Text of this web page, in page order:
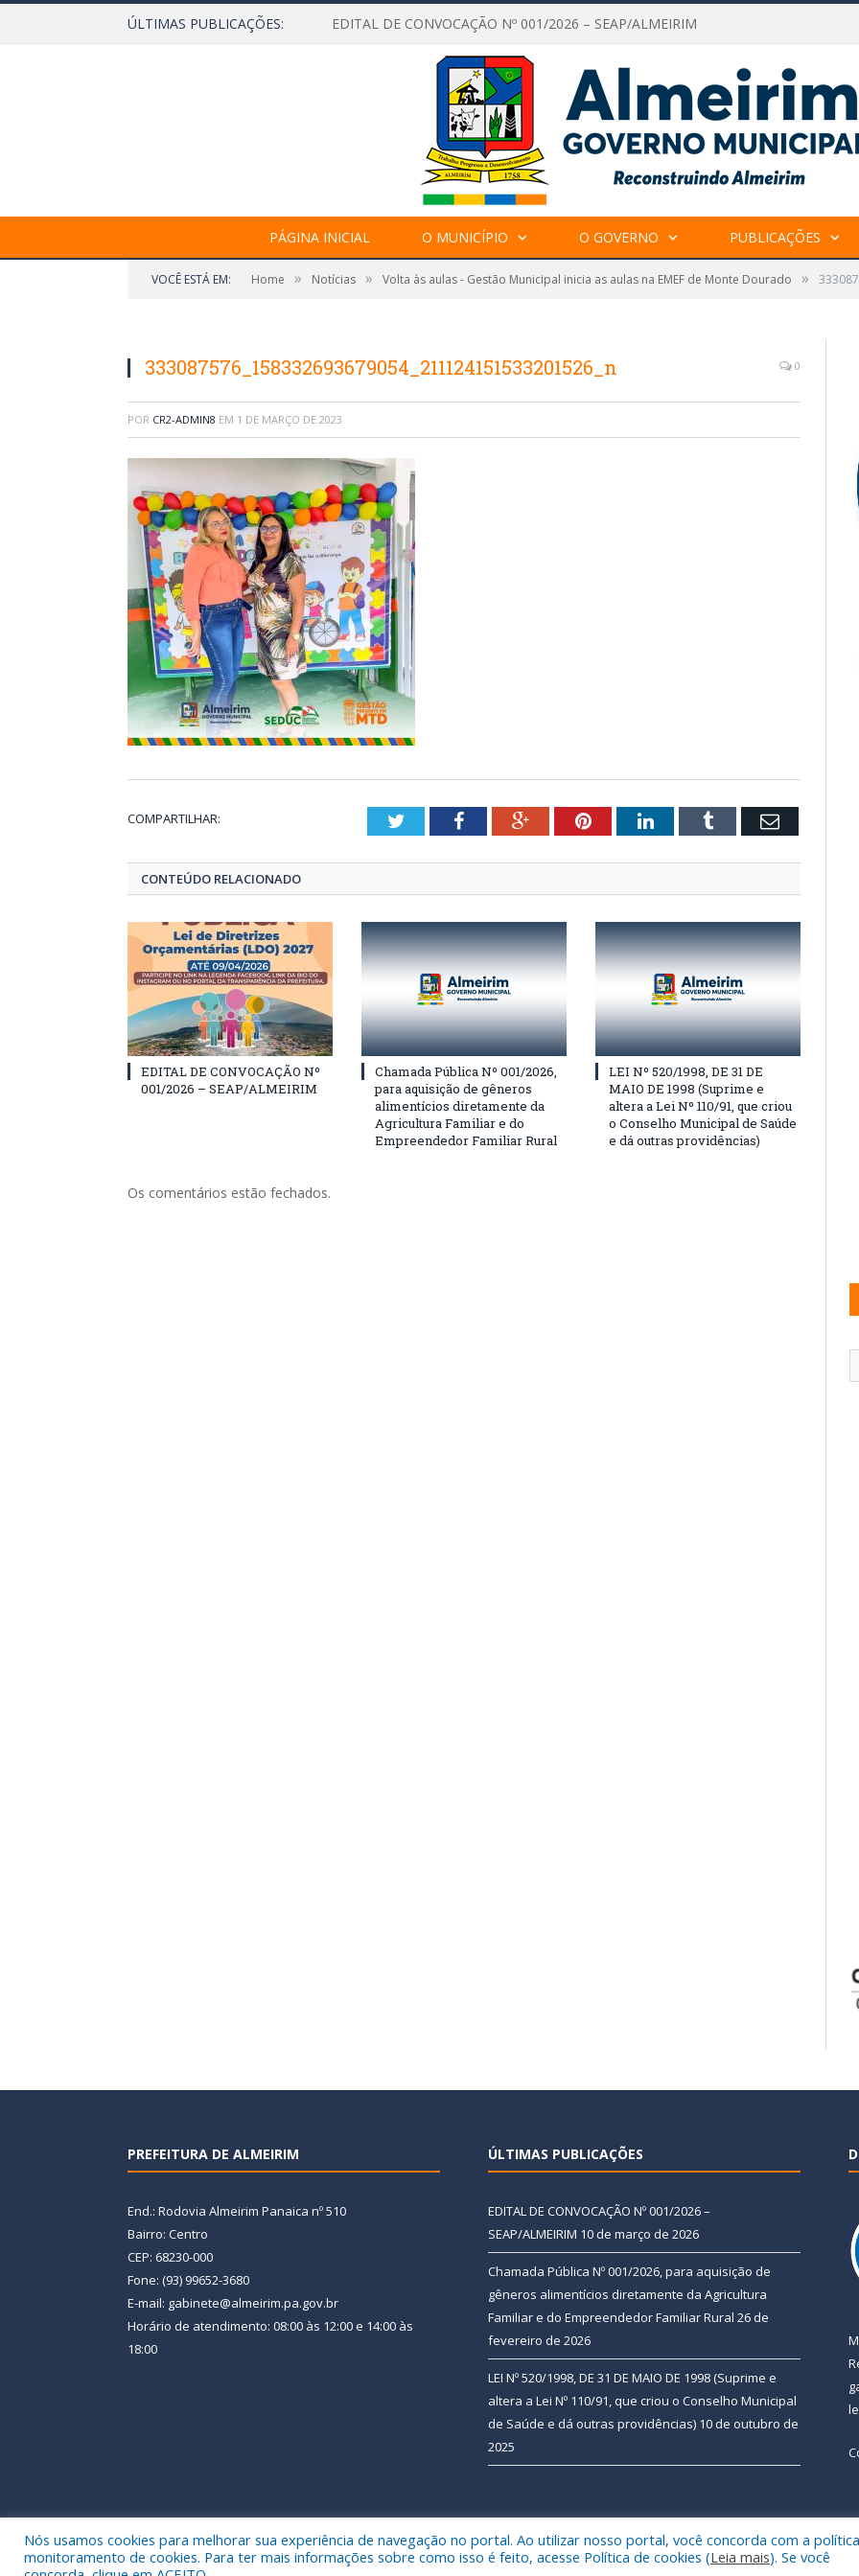
ÚLTIMAS PUBLICAÇÕES: EDITAL DE CONVOCAÇÃO Nº 001/2026 – SEAP/ALMEIRIM
PÁGINA INICIAL O MUNICÍPIO O GOVERNO PUBLICAÇÕES
VOCÊ ESTÁ EM: Home » Notícias » Volta às aulas - Gestão Municipal inicia as aulas na EMEF de Monte Dourado »
333087576_158332693679054_211124151533201526_n 0
POR CR2-ADMIN8 EM 1 DE MARÇO DE 2023
COMPARTILHAR: TwitterFacebookGoogle+PinterestLinkedInTumblr Email
CONTEÚDO RELACIONADO
EDITAL DE CONVOCAÇÃO Nº
001/2026 – SEAP/ALMEIRIM
Chamada Pública Nº 001/2026,
para aquisição de gêneros
alimentícios diretamente da
Agricultura Familiar e do
Empreendedor Familiar Rural
LEI Nº 520/1998, DE 31 DE
MAIO DE 1998 (Suprime e
altera a Lei Nº 110/91, que criou
o Conselho Municipal de Saúde
e dá outras providências)
Os comentários estão fechados.
PREFEITURA DE ALMEIRIM
End.: Rodovia Almeirim Panaica nº 510
Bairro: Centro
CEP: 68230-000
Fone: (93) 99652-3680
E-mail: gabinete@almeirim.pa.gov.br
Horário de atendimento: 08:00 às 12:00 e 14:00 às
18:00
ÚLTIMAS PUBLICAÇÕES
EDITAL DE CONVOCAÇÃO Nº 001/2026 –
SEAP/ALMEIRIM 10 de março de 2026
Chamada Pública Nº 001/2026, para aquisição de
gêneros alimentícios diretamente da Agricultura
Familiar e do Empreendedor Familiar Rural 26 de
fevereiro de 2026
LEI Nº 520/1998, DE 31 DE MAIO DE 1998 (Suprime e
altera a Lei Nº 110/91, que criou o Conselho Municipal
de Saúde e dá outras providências) 10 de outubro de
2025
Todos os direitos reservados a Prefeitura Municipal de Almeirim. Mapa do Site
Nós usamos cookies para melhorar sua experiência de navegação no portal. Ao utilizar nosso portal, você concorda com a
monitoramento de cookies. Para ter mais informações sobre como isso é feito, acesse Política de cookies (Leia mais). Se você